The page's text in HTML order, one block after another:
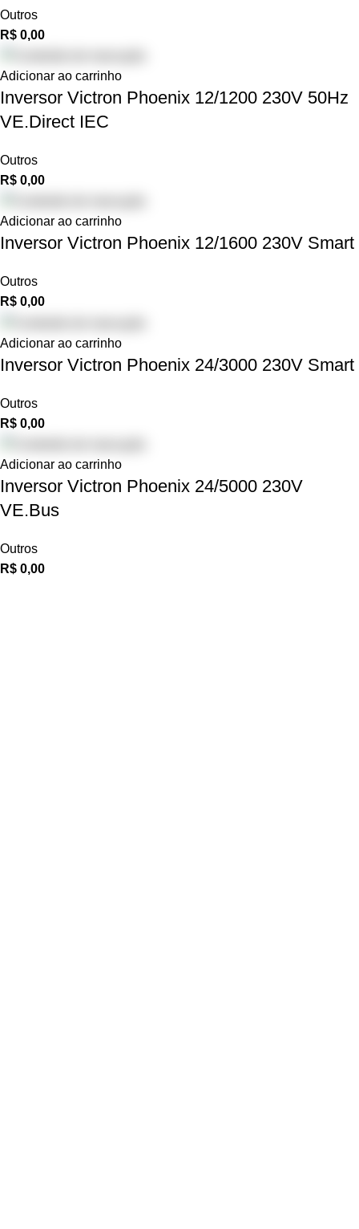
Outros
R$ 0,00
Adicionar ao carrinho
Inversor Victron Phoenix 12/1200 230V 50Hz
VE.Direct IEC
Outros
R$ 0,00
Adicionar ao carrinho
Inversor Victron Phoenix 12/1600 230V Smart
Outros
R$ 0,00
Adicionar ao carrinho
Inversor Victron Phoenix 24/3000 230V Smart
Outros
R$ 0,00
Adicionar ao carrinho
Inversor Victron Phoenix 24/5000 230V
VE.Bus
Outros
R$ 0,00